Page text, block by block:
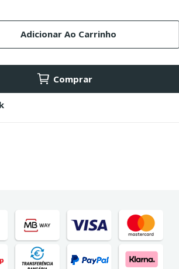
Adicionar Ao Carrinho
Comprar